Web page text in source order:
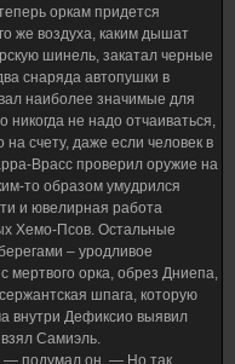
оркам придется
же воздуха, каким дышат
шинель, закатал черные
снаряда автопушки в
наиболее значимые для
не надо отчаиваться,
счету, даже если человек в
Врасс проверил оружие на
то образом умудрился
и ювелирная работа
Хемо-Псов. Остальные
– уродливое
мертвого орка, обрез Дниепа,
шпага, которую
внутри Дефиксио выявил
Самиэль.
— подумал он. — Но так